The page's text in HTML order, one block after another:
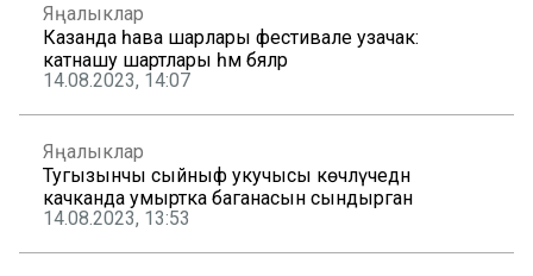
Яңалыклар
Казанда һава шарлары фестивале узачак:
катнашу шартлары һәм бәяләр
14.08.2023, 14:07
Яңалыклар
Тугызынчы сыйныф укучысы көчләүчедән
качканда умыртка баганасын сындырган
14.08.2023, 13:53